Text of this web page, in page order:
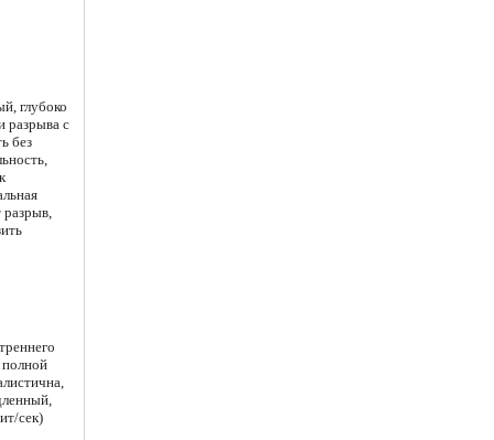
глубоко
разрыва с
без
разрыв,
полной
сек)